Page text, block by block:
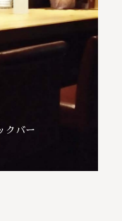
クバー